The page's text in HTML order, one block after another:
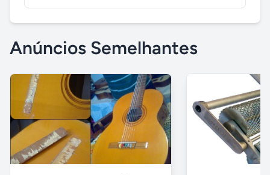
Anúncios Semelhantes